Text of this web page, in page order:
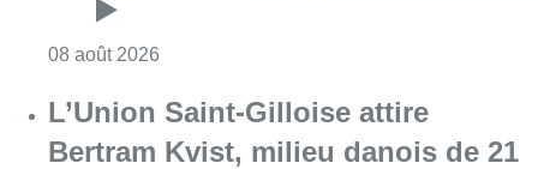
08 août 2026
L’Union Saint-Gilloise attire
Bertram Kvist, milieu danois de 21